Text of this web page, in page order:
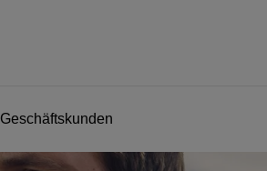
Geschäftskunden